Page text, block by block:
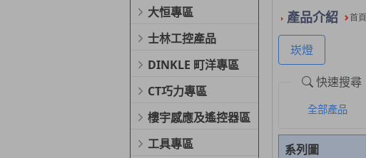
大恒專區
士林工控產品
DINKLE 町洋專區
CT巧力專區
樓宇感應及遙控器區
工具專區
產品介紹 首頁
崁燈
快速搜尋
全部產品
系列圖